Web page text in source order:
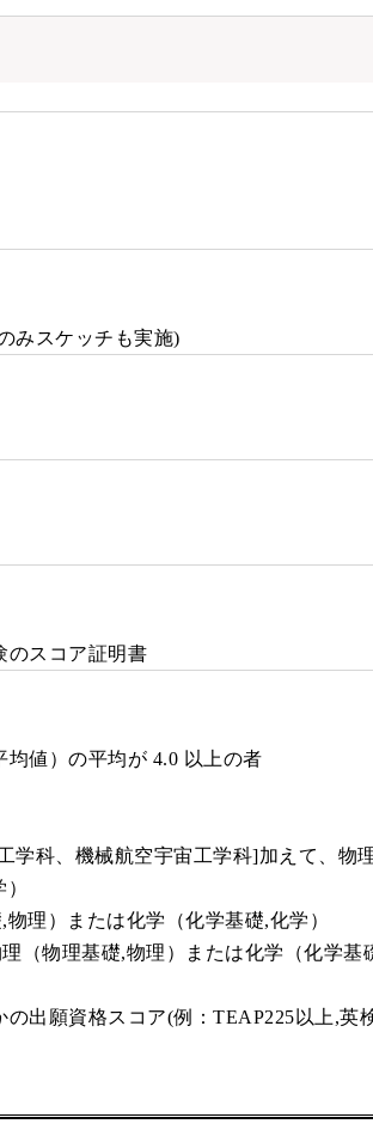
スケッチも実施)
スコア証明書
値）の平均が 4.0 以上の者
、機械航空宇宙工学科]加えて、物理
）または化学（化学基礎,化学）
理基礎,物理）または化学（化学基
願資格スコア(例：TEAP225以上,英